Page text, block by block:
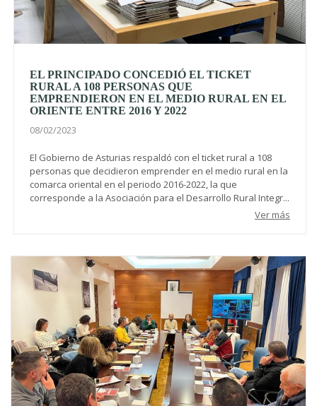
EL PRINCIPADO CONCEDIÓ EL TICKET
RURAL A 108 PERSONAS QUE
EMPRENDIERON EN EL MEDIO RURAL EN EL
ORIENTE ENTRE 2016 Y 2022
08/02/2023
El Gobierno de Asturias respaldó con el ticket rural a 108
personas que decidieron emprender en el medio rural en la
comarca oriental en el periodo 2016-2022, la que
corresponde a la Asociación para el Desarrollo Rural Integr...
Ver más